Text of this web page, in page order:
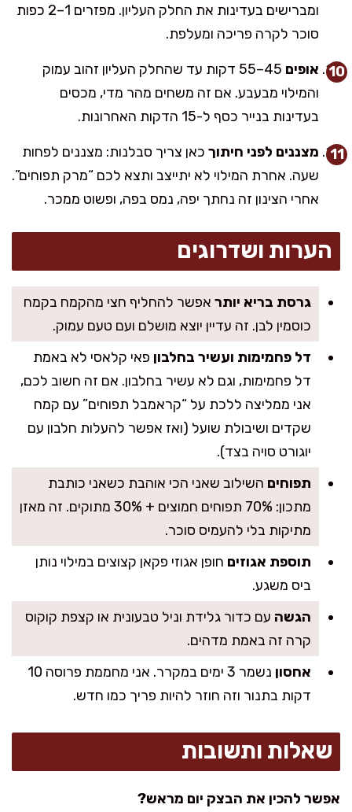
ומברישים בעדינות את החלק העליון. מפזרים 1–2 כפות
סוכר לקרה פריכה ומעלפת.
אופים
45–55 דקות עד שהחלק העליון זהוב עמוק
והמילוי מבעבע. אם זה משחים מהר מדי, מכסים
בעדינות בנייר כסף ל-15 הדקות האחרונות.
מצננים לפני חיתוך כאן צריך סבלנות: מצננים לפחות
שעה. אחרת המילוי לא יתייצב ותצא לכם “מרק תפוחים”.
אחרי הצינון זה נחתך יפה, נמס בפה, ופשוט ממכר.
הערות ושדרוגים
גרסת בריא יותר אפשר להחליף חצי מהקמח בקמח
כוסמין לבן. זה עדיין יוצא מושלם ועם טעם עמוק.
דל פחמימות ועשיר בחלבון פאי קלאסי לא באמת
דל פחמימות, וגם לא עשיר בחלבון. אם זה חשוב לכם,
אני ממליצה ללכת על “קראמבל תפוחים” עם קמח
שקדים ושיבולת שועל (ואז אפשר להעלות חלבון עם
יוגורט סויה בצד).
תפוחים השילוב שאני הכי אוהבת כשאני כותבת
מתכון: 70% תפוחים חמוצים + 30% מתוקים. זה מאזן
מתיקות בלי להעמיס סוכר.
תוספת אגוזים חופן אגוזי פקאן קצוצים במילוי נותן
ביס משגע.
הגשה עם כדור גלידת וניל טבעונית או קצפת קוקוס
קרה זה באמת מדהים.
אחסון
נשמר 3 ימים במקרר. אני מחממת פרוסה 10
דקות בתנור וזה חוזר להיות פריך כמו חדש.
שאלות ותשובות
אפשר להכין את הבצק יום מראש?